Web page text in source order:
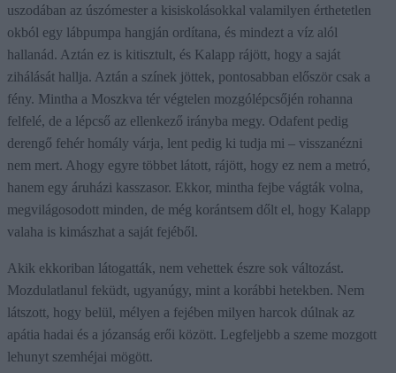
uszodában az úszómester a kisiskolásokkal valamilyen érthetetlen
okból egy lábpumpa hangján ordítana, és mindezt a víz alól
hallanád. Aztán ez is kitisztult, és Kalapp rájött, hogy a saját
zihálását hallja. Aztán a színek jöttek, pontosabban először csak a
fény. Mintha a Moszkva tér végtelen mozgólépcsőjén rohanna
felfelé, de a lépcső az ellenkező irányba megy. Odafent pedig
derengő fehér homály várja, lent pedig ki tudja mi – visszanézni
nem mert. Ahogy egyre többet látott, rájött, hogy ez nem a metró,
hanem egy áruházi kasszasor. Ekkor, mintha fejbe vágták volna,
megvilágosodott minden, de még korántsem dőlt el, hogy Kalapp
valaha is kimászhat a saját fejéből.
Akik ekkoriban látogatták, nem vehettek észre sok változást.
Mozdulatlanul feküdt, ugyanúgy, mint a korábbi hetekben. Nem
látszott, hogy belül, mélyen a fejében milyen harcok dúlnak az
apátia hadai és a józanság erői között. Legfeljebb a szeme mozgott
lehunyt szemhéjai mögött.